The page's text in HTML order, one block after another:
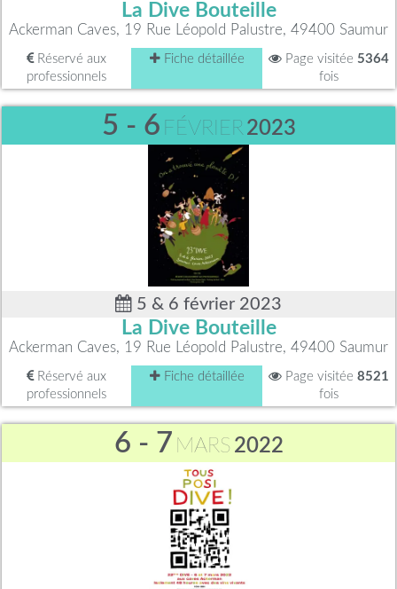
La Dive Bouteille
Ackerman Caves, 19 Rue Léopold Palustre, 49400 Saumur
Réservé aux
professionnels
Fiche détaillée Page visitée 5364
fois
5 - 6 FÉVRIER2023
5 & 6 février 2023
La Dive Bouteille
Ackerman Caves, 19 Rue Léopold Palustre, 49400 Saumur
Réservé aux
professionnels
Fiche détaillée Page visitée 8521
fois
6 - 7 MARS 2022